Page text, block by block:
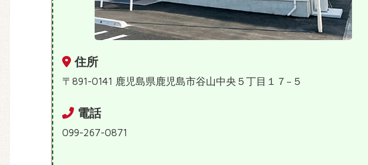
住所
〒891-0141 鹿児島県鹿児島市谷山中央５丁目１７−５
電話
099-267-0871